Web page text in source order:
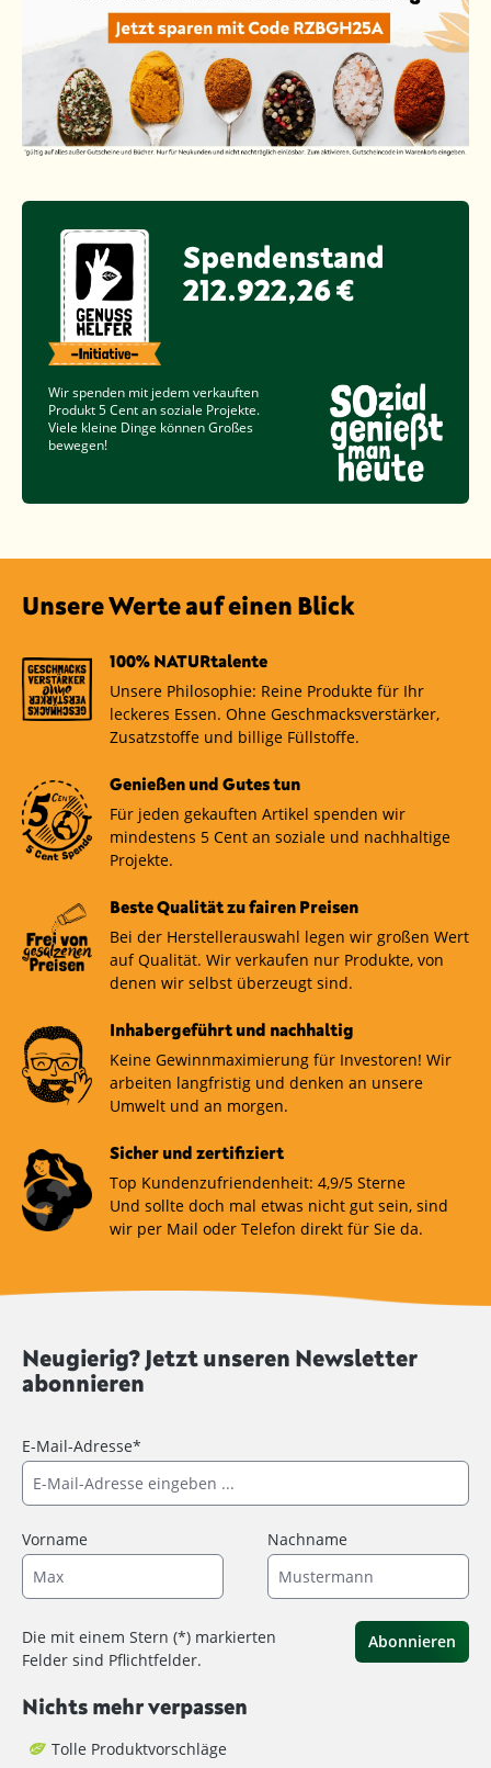
Spendenstand
212.922,26 €
Wir spenden mit jedem verkauften
Produkt5 Centan soziale Projekte.
Viele kleine Dinge können Großes
bewegen!
Unsere Werte auf einen Blick
100% NATURtalente
Unsere Philosophie: Reine Produkte für Ihr
leckeres Essen. Ohne Geschmacksverstärker,
Zusatzstoffe und billige Füllstoffe.
Genießen und Gutes tun
Für jeden gekauften Artikel spenden wir
mindestens 5 Cent an soziale und nachhaltige
Projekte.
Beste Qualität zu fairen Preisen
Bei der Herstellerauswahl legen wir großen Wert
auf Qualität. Wir verkaufen nur Produkte, von
denen wir selbst überzeugt sind.
Inhabergeführt und nachhaltig
Keine Gewinnmaximierung für Investoren! Wir
arbeiten langfristig und denken an unsere
Umwelt und an morgen.
Sicher und zertifiziert
Top Kundenzufriendenheit: 4,9/5 Sterne
Und sollte doch mal etwas nicht gut sein, sind
wir per Mail oder Telefon direkt für Sie da.
Neugierig? Jetzt unseren Newsletter
abonnieren
E-Mail-Adresse*
Vorname Nachname
Die mit einem Stern (*) markierten
Felder sind Pflichtfelder.
Abonnieren
Nichts mehr verpassen
Tolle Produktvorschläge